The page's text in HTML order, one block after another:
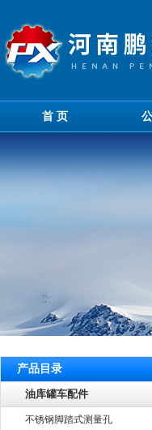
首 页
产品目录
油库罐车配件
不锈钢脚踏式测量孔